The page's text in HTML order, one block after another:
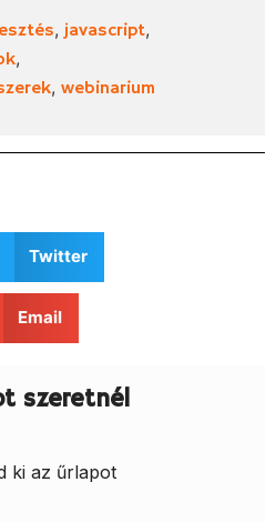
, javascript,
,
, webinarium
Twitter
Email
szeretnél
ki az űrlapot